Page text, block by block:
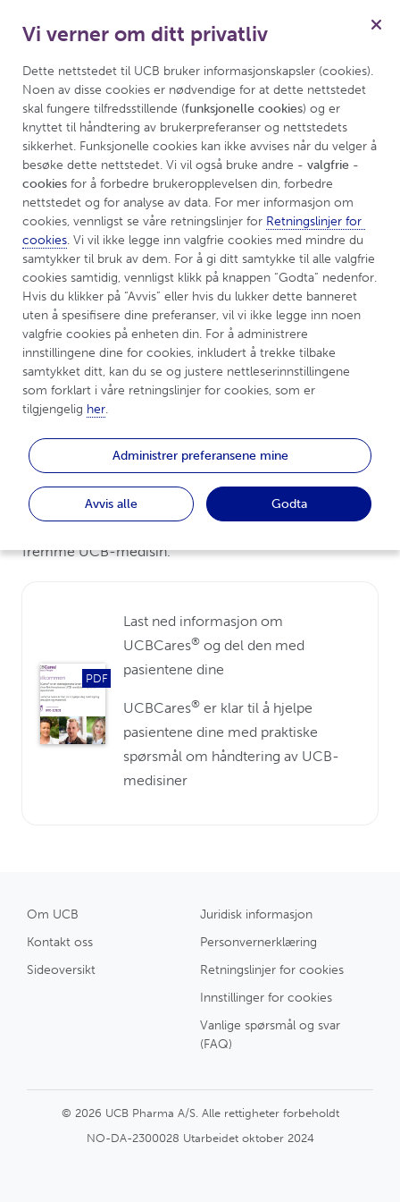
Meny
UCBCares UCBCares for helsepersonell
UCBCares®er UCBs medisinske
informasjonstjeneste
UCBCares® kan svare på spørsmål om medisinsk
informasjon angående UCBs produkter og vi
skreddersyr svarene våre etter om det er en
har et spørsmål.
Informasjon som UCBCares ®
gir er ikke ment å
fremme UCB-medisin.
PDF
Last ned informasjon om
UCBCares® og del den med
pasientene dine
UCBCares® er klar til å hjelpe
pasientene dine med praktiske
spørsmål om håndtering av UCB-
medisiner
Om UCB
Kontakt oss
Sideoversikt
Juridisk informasjon
Personvernerklæring
Retningslinjer for cookies
Innstillinger for cookies
Vanlige spørsmål og svar
(FAQ)
© 2026 UCB Pharma A/S. Alle rettigheter forbeholdt
NO-DA-2300028 Utarbeidet oktober 2024
Vi verner om ditt privatliv
Dette nettstedet til UCB bruker informasjonskapsler (cookies).
Noen av disse cookies er nødvendige for at dette nettstedet
skal fungere tilfredsstillende (funksjonelle cookies) og er
knyttet til håndtering av brukerpreferanser og nettstedets
sikkerhet. Funksjonelle cookies kan ikke avvises når du velger å
besøke dette nettstedet. Vi vil også bruke andre - valgfrie -
cookies for å forbedre brukeropplevelsen din, forbedre
nettstedet og for analyse av data. For mer informasjon om
cookies, vennligst se våre retningslinjer for Retningslinjer for
cookies. Vi vil ikke legge inn valgfrie cookies med mindre du
samtykker til bruk av dem. For å gi ditt samtykke til alle valgfrie
cookies samtidig, vennligst klikk på knappen “Godta” nedenfor.
Hvis du klikker på “Avvis” eller hvis du lukker dette banneret
uten å spesifisere dine preferanser, vil vi ikke legge inn noen
valgfrie cookies på enheten din. For å administrere
innstillingene dine for cookies, inkludert å trekke tilbake
samtykket ditt, kan du se og justere nettleserinnstillingene
som forklart i våre retningslinjer for cookies, som er
tilgjengelig her.
Avvis alle
Administrer preferansene mine
Godta